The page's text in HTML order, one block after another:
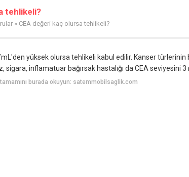
tehlikeli?
» CEA değeri kaç olursa tehlikeli?
yüksek olursa tehlikeli kabul edilir. Kanser
sigara, inflamatuar bağırsak hastalığı da CEA seviyesini
tamamını burada okuyun: satemmobilsaglik.com